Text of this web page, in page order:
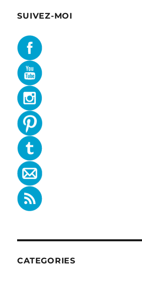
SUIVEZ-MOI
CATEGORIES